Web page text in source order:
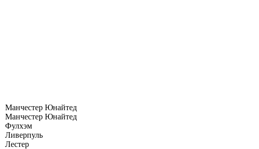
Манчестер Юнайтед
Манчестер Юнайтед
Фулхэм
Ливерпуль
Лестер